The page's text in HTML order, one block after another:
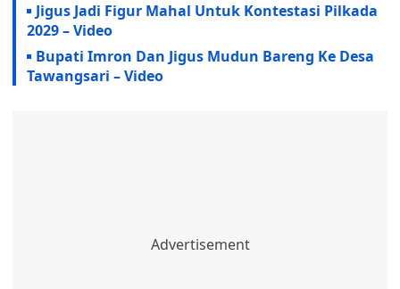
Jigus Jadi Figur Mahal Untuk Kontestasi Pilkada
2029 – Video
Bupati Imron Dan Jigus Mudun Bareng Ke Desa
Tawangsari – Video